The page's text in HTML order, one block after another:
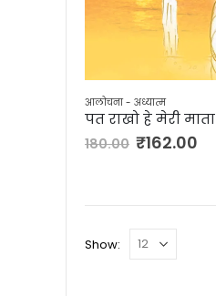
आलोचना - अध्यात्म
पत राखो हे मेरी माता
180.00 ₹162.00
Show: